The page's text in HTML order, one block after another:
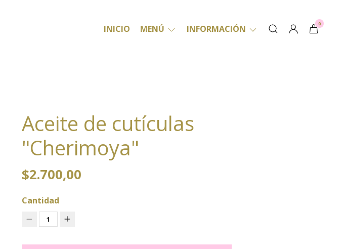
INICIO MENÚ INFORMACIÓN 0
Aceite de cutículas
"Cherimoya"
$2.700,00
Cantidad
1